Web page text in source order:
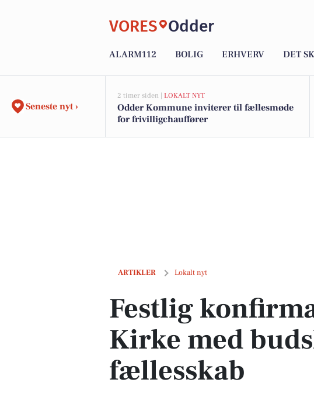
VORES Odder
ALARM112 BOLIG ERHVERV DET
Seneste nyt ›
2 timer siden | LOKALT NYT
Odder Kommune inviterer til fællesmøde
for frivilligchauffører
ARTIKLER Lokalt nyt
Festlig konfirmation i Odder Kirke med budskab om
Festlig
Kirke med
fællesskab